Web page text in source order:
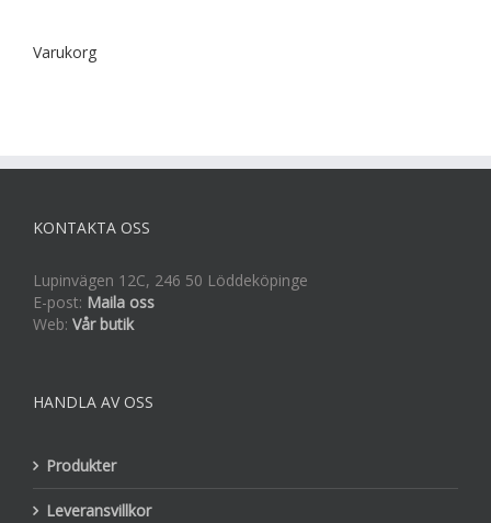
Varukorg
KONTAKTA OSS
Lupinvägen 12C, 246 50 Löddeköpinge
E-post: Maila oss
Web: Vår butik
HANDLA AV OSS
Produkter
Leveransvillkor